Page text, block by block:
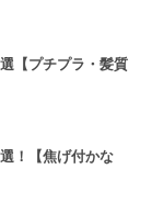
【プチプラ・髪質
！【焦げ付かな